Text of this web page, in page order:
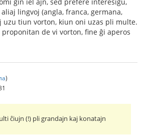
lingvoj (angla, franca, germana,
uzu tiun vorton, kiun oni uzas pli multe.
proponitan de vi vorton, fine ĝi aperos
)
ĉiujn (!) pli grandajn kaj konatajn